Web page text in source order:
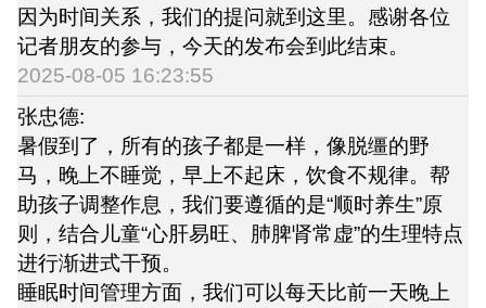
因为时间关系，我们的提问就到这里。感谢各位
记者朋友的参与，今天的发布会到此结束。
2025-08-05 16:23:55
张忠德:
暑假到了，所有的孩子都是一样，像脱缰的野
马，晚上不睡觉，早上不起床，饮食不规律。帮
助孩子调整作息，我们要遵循的是“顺时养生”原
则，结合儿童“心肝易旺、肺脾肾常虚”的生理特点
进行渐进式干预。
睡眠时间管理方面，我们可以每天比前一天晚上